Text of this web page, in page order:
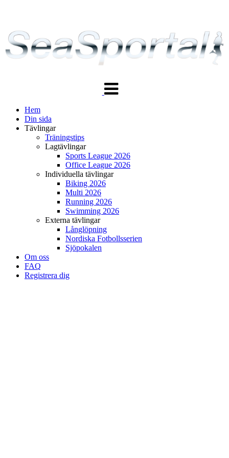
navigering
Hem
Din sida
Tävlingar
Träningstips
Lagtävlingar
Sports League 2026
Office League 2026
Individuella tävlingar
Biking 2026
Multi 2026
Running 2026
Swimming 2026
Externa tävlingar
Långlöpning
Nordiska Fotbollsserien
Sjöpokalen
Om oss
FAQ
Registrera dig